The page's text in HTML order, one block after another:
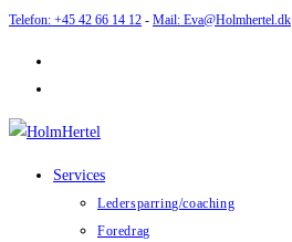
Telefon: +45 42 66 14 12 - Mail: Eva@Holmhertel.dk
Services
Ledersparring/coaching
Foredrag